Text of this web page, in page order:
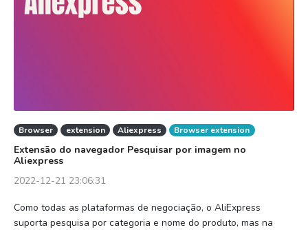
Browser extension Aliexpress Browser extension
Extensão do navegador Pesquisar por imagem no
Aliexpress
2022-12-21 23:06:31
Como todas as plataformas de negociação, o AliExpress
suporta pesquisa por categoria e nome do produto, mas na